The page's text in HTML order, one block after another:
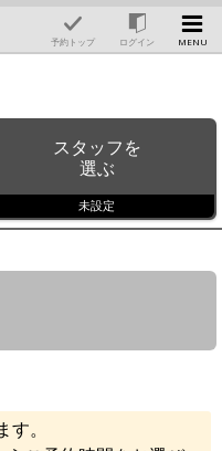
予約トップ ログイン MENU
スタッフを
選ぶ
未設定
。